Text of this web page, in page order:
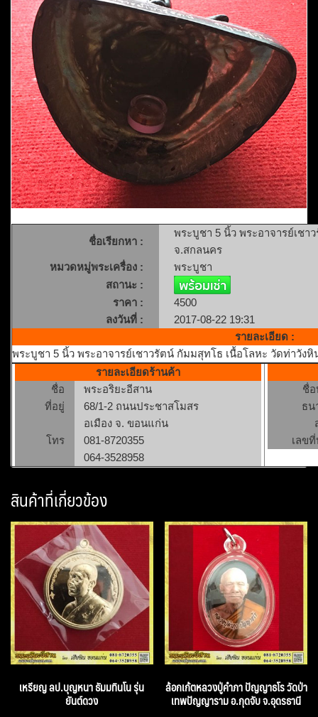
ชื่อเรียกหา :
พระบูชา 5 นิ้ว พระอาจารย์เช
จ.สกลนคร
หมวดหมู่พระเครื่อง :
พระบูชา
สถานะ :
ราคา :
4500
ลงวันที่ :
2017-08-22 19:31
รายละเอียด :
พระบูชา 5 นิ้ว พระอาจารย์เชาวรัตน์ กัมมสุทโธ เนื้อโลหะ วัดท่าวัง
รายละเอียดร้านค้า
ชื่อ
พระอริยะอีสาน
ที่อยู่
68/1-2 ถนนประชาสโมสร
อเมือง จ. ขอนแก่น
โทร
081-8720355
064-3528958
ชื่
ธน
เลข
สินค้าที่เกี่ยวข้อง
เหรียญ ลป.บุญหนา ธัมมทินโน รุ่น
ยันต์ดวง
ล้อกเก้ตหลวงปู่คำภา ปัญญาธโร วัดป่า
เทพปัญญาราม อ.กุดจับ จ.อุดรธานี